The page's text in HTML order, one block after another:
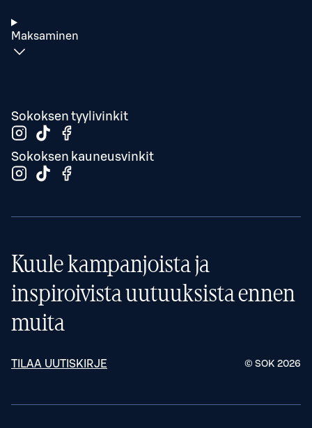
Maksaminen
Sokoksen tyylivinkit
Sokoksen kauneusvinkit
Kuule kampanjoista ja
inspiroivista uutuuksista ennen
muita
TILAA UUTISKIRJE © SOK 2026